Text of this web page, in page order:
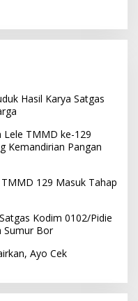
Hasil Karya Satgas
Lele TMMD ke-129
Kemandirian Pangan
129 Masuk Tahap
Kodim 0102/Pidie
Sumur Bor
Ayo Cek